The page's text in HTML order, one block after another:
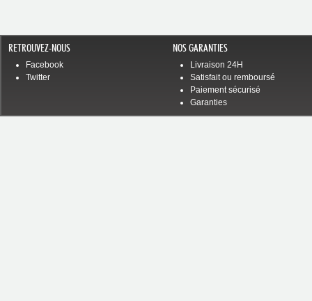
RETROUVEZ-NOUS
Facebook
Twitter
NOS GARANTIES
Livraison 24H
Satisfait ou remboursé
Paiement sécurisé
Garanties